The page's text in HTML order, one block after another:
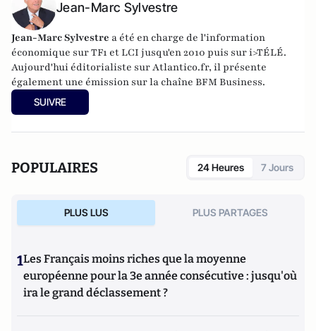
Jean-Marc Sylvestre
Jean-Marc Sylvestre a été en charge de l'information
économique sur TF1 et LCI jusqu'en 2010 puis sur i>TÉLÉ.
Aujourd'hui éditorialiste sur Atlantico.fr, il présente
également une émission sur la chaîne BFM Business.
SUIVRE
POPULAIRES 24 Heures 7 Jours
PLUS LUS PLUS PARTAGES
1Les Français moins riches que la moyenne
européenne pour la 3e année consécutive : jusqu'où
ira le grand déclassement ?